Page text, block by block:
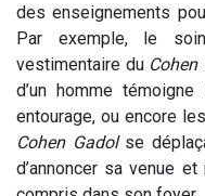
des enseignements
Par exemple, le
vestimentaire du Cohen
d’un homme
entourage, ou encore
Cohen Gadolse
d’annoncer sa venue